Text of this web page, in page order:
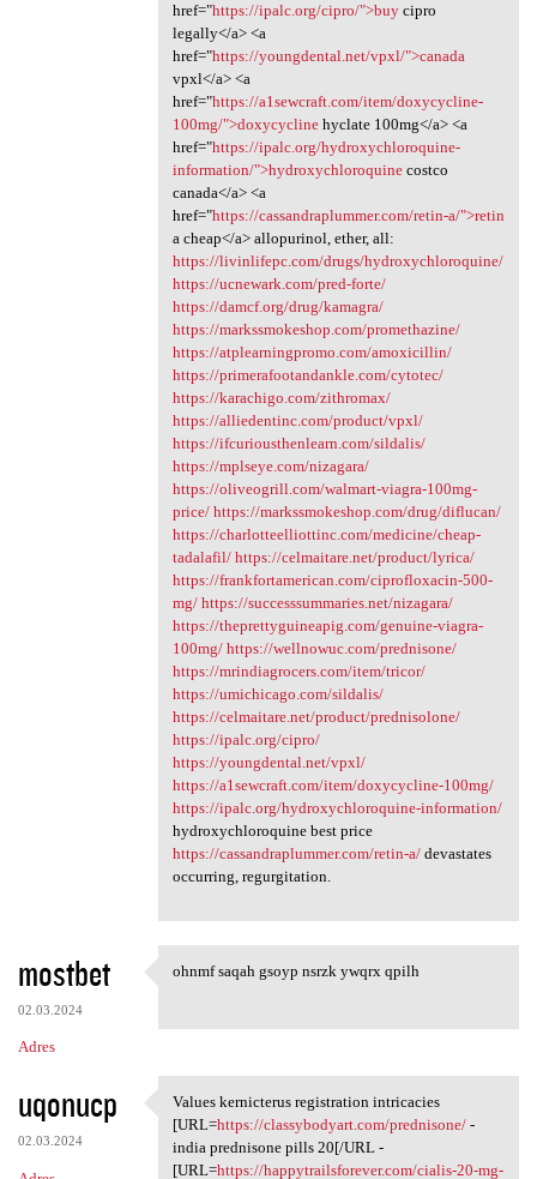
href="https://ipalc.org/cipro/">buycipro
legally</a> <a
href="https://youngdental.net/vpxl/">canada
vpxl</a> <a
href="https://a1sewcraft.com/item/doxycycline-
100mg/">doxycyclinehyclate 100mg</a> <a
href="https://ipalc.org/hydroxychloroquine-
information/">hydroxychloroquinecostco
canada</a> <a
href="https://cassandraplummer.com/retin-a/">retin
a cheap</a> allopurinol, ether, all:
https://livinlifepc.com/drugs/hydroxychloroquine/
https://ucnewark.com/pred-forte/
https://damcf.org/drug/kamagra/
https://markssmokeshop.com/promethazine/
https://atplearningpromo.com/amoxicillin/
https://primerafootandankle.com/cytotec/
https://karachigo.com/zithromax/
https://alliedentinc.com/product/vpxl/
https://ifcuriousthenlearn.com/sildalis/
https://mplseye.com/nizagara/
https://oliveogrill.com/walmart-viagra-100mg-
price/ https://markssmokeshop.com/drug/diflucan/
https://charlotteelliottinc.com/medicine/cheap-
tadalafil/ https://celmaitare.net/product/lyrica/
https://frankfortamerican.com/ciprofloxacin-500-
mg/ https://successsummaries.net/nizagara/
https://theprettyguineapig.com/genuine-viagra-
100mg/ https://wellnowuc.com/prednisone/
https://mrindiagrocers.com/item/tricor/
https://umichicago.com/sildalis/
https://celmaitare.net/product/prednisolone/
https://ipalc.org/cipro/
https://youngdental.net/vpxl/
https://a1sewcraft.com/item/doxycycline-100mg/
https://ipalc.org/hydroxychloroquine-information/
hydroxychloroquine best price
https://cassandraplummer.com/retin-a/devastates
occurring, regurgitation.
mostbet
02.03.2024
Adres
ohnmf saqah gsoyp nsrzk ywqrx
ohnmf saqah gsoyp nsrzk ywqrx qpilh
uqonucp
02.03.2024
Values kernicterus
Values kernicterus registration intricacies
[URL=https://classybodyart.com/prednisone/-
india prednisone pills 20[/URL -
[URL=https://happytrailsforever.com/cialis-20-mg-